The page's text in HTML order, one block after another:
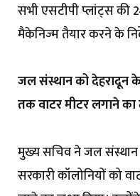
सभी एसटीपी प्लांट्स की
मैकेनिज्म तैयार करने के
जल संस्थान को देहरादून
तक वाटर मीटर लगाने का
मुख्य सचिव ने जल संस्थान
सरकारी कॉलोनियों को